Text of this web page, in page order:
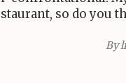
so do you
By